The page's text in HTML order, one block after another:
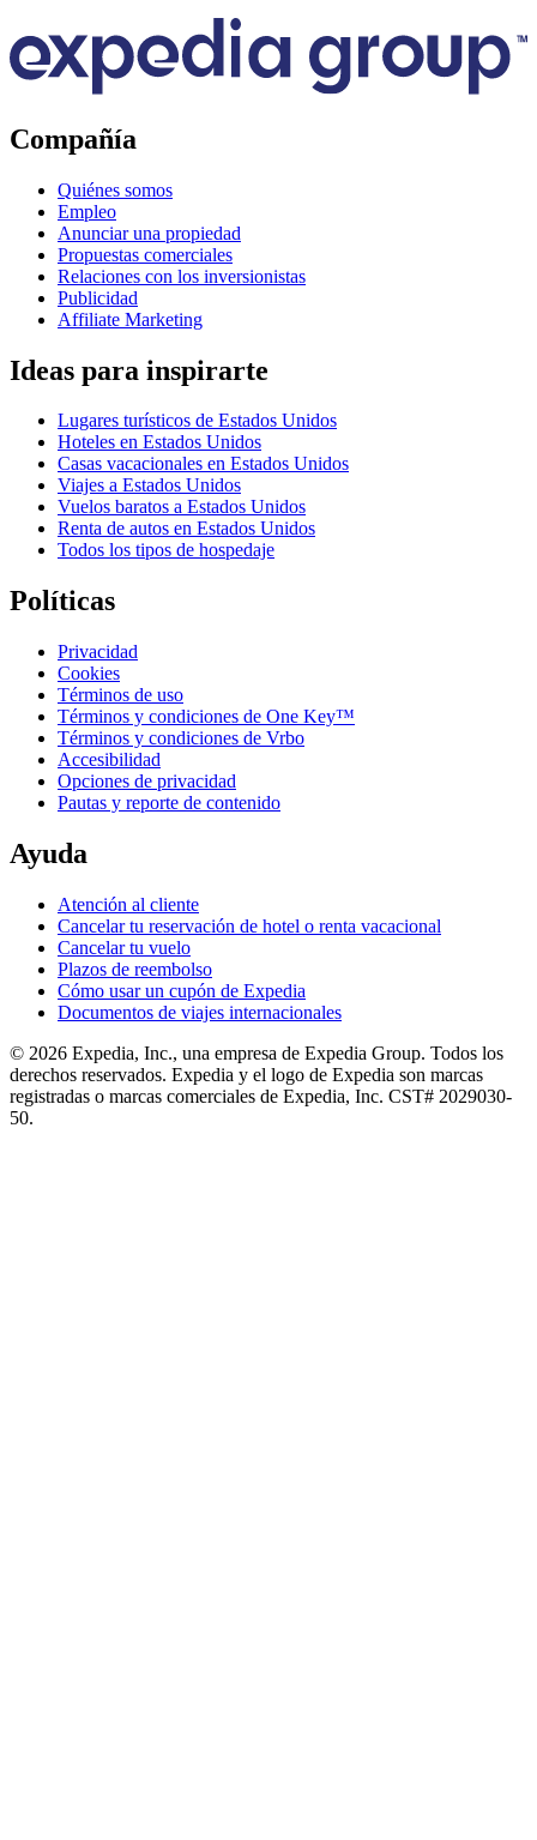
Compañía
Quiénes somos
Empleo
Anunciar una propiedad
Propuestas comerciales
Relaciones con los inversionistas
Publicidad
Affiliate Marketing
Ideas para inspirarte
Lugares turísticos de Estados Unidos
Hoteles en Estados Unidos
Casas vacacionales en Estados Unidos
Viajes a Estados Unidos
Vuelos baratos a Estados Unidos
Renta de autos en Estados Unidos
Todos los tipos de hospedaje
Políticas
Privacidad
Cookies
Términos de uso
Términos y condiciones de One Key™
Términos y condiciones de Vrbo
Accesibilidad
Opciones de privacidad
Pautas y reporte de contenido
Ayuda
Atención al cliente
Cancelar tu reservación de hotel o renta vacacional
Cancelar tu vuelo
Plazos de reembolso
Cómo usar un cupón de Expedia
Documentos de viajes internacionales
© 2026 Expedia, Inc., una empresa de Expedia Group. Todos los
derechos reservados. Expedia y el logo de Expedia son marcas
registradas o marcas comerciales de Expedia, Inc. CST# 2029030-
50.